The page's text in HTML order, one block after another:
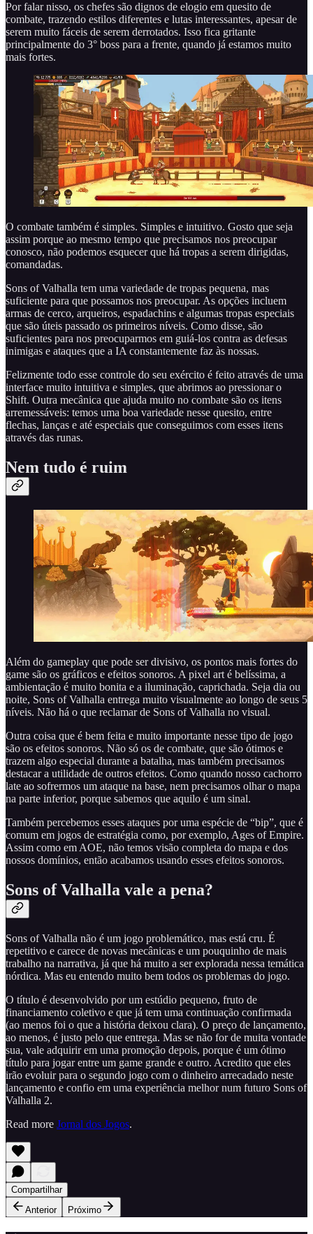
Por falar nisso, os chefes são dignos de elogio em quesito de
combate, trazendo estilos diferentes e lutas interessantes, apesar de
serem muito fáceis de serem derrotados. Isso fica gritante
principalmente do 3° boss para a frente, quando já estamos muito
mais fortes.
O combate também é simples. Simples e intuitivo. Gosto que seja
assim porque ao mesmo tempo que precisamos nos preocupar
conosco, não podemos esquecer que há tropas a serem dirigidas,
comandadas.
Sons of Valhalla tem uma variedade de tropas pequena, mas
suficiente para que possamos nos preocupar. As opções incluem
armas de cerco, arqueiros, espadachins e algumas tropas especiais
que são úteis passado os primeiros níveis. Como disse, são
suficientes para nos preocuparmos em guiá-los contra as defesas
inimigas e ataques que a IA constantemente faz às nossas.
Felizmente todo esse controle do seu exército é feito através de uma
interface muito intuitiva e simples, que abrimos ao pressionar o
Shift. Outra mecânica que ajuda muito no combate são os itens
arremessáveis: temos uma boa variedade nesse quesito, entre
flechas, lanças e até especiais que conseguimos com esses itens
através das runas.
Nem tudo é ruim
Além do gameplay que pode ser divisivo, os pontos mais fortes do
game são os gráficos e efeitos sonoros. A pixel art é belíssima, a
ambientação é muito bonita e a iluminação, caprichada. Seja dia ou
noite, Sons of Valhalla entrega muito visualmente ao longo de seus 5
níveis. Não há o que reclamar de Sons of Valhalla no visual.
Outra coisa que é bem feita e muito importante nesse tipo de jogo
são os efeitos sonoros. Não só os de combate, que são ótimos e
trazem algo especial durante a batalha, mas também precisamos
destacar a utilidade de outros efeitos. Como quando nosso cachorro
late ao sofrermos um ataque na base, nem precisamos olhar o mapa
na parte inferior, porque sabemos que aquilo é um sinal.
Também percebemos esses ataques por uma espécie de “bip”, que é
comum em jogos de estratégia como, por exemplo, Ages of Empire.
Assim como em AOE, não temos visão completa do mapa e dos
nossos domínios, então acabamos usando esses efeitos sonoros.
Sons of Valhalla vale a pena?
Sons of Valhalla não é um jogo problemático, mas está cru. É
repetitivo e carece de novas mecânicas e um pouquinho de mais
trabalho na narrativa, já que há muito a ser explorada nessa temática
nórdica. Mas eu entendo muito bem todos os problemas do jogo.
O título é desenvolvido por um estúdio pequeno, fruto de
financiamento coletivo e que já tem uma continuação confirmada
(ao menos foi o que a história deixou clara). O preço de lançamento,
ao menos, é justo pelo que entrega. Mas se não for de muita vontade
sua, vale adquirir em uma promoção depois, porque é um ótimo
título para jogar entre um game grande e outro. Acredito que eles
irão evoluir para o segundo jogo com o dinheiro arrecadado neste
lançamento e confio em uma experiência melhor num futuro Sons of
Valhalla 2.
Read more Jornal dos Jogos.
Compartilhar
Anterior
Próximo